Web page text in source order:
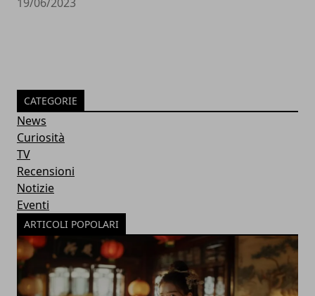
CATEGORIE
News
Curiosità
TV
Recensioni
Notizie
Eventi
ARTICOLI POPOLARI